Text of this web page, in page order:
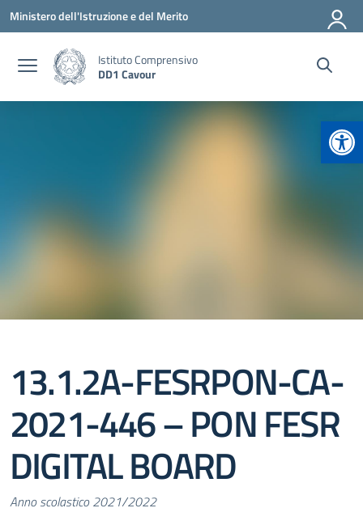
Vai ai contenuti
Vai al menu di navigazione
Vai al footer
Ministero dell'Istruzione e del Merito
Istituto Comprensivo
DD1 Cavour
13.1.2A-FESRPON-CA-
2021-446 – PON FESR
DIGITAL BOARD
Anno scolastico 2021/2022